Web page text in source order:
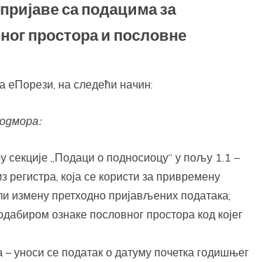
са подацима за
простора и пословне
еПорези, на следећи начин:
секције „Подаци о подносиоцу“ у пољу 1.1 –
која се користи за привремену
измену претходно пријављених података;
ознаке пословног простора код којег
уноси се податак о датуму почетка годишњег